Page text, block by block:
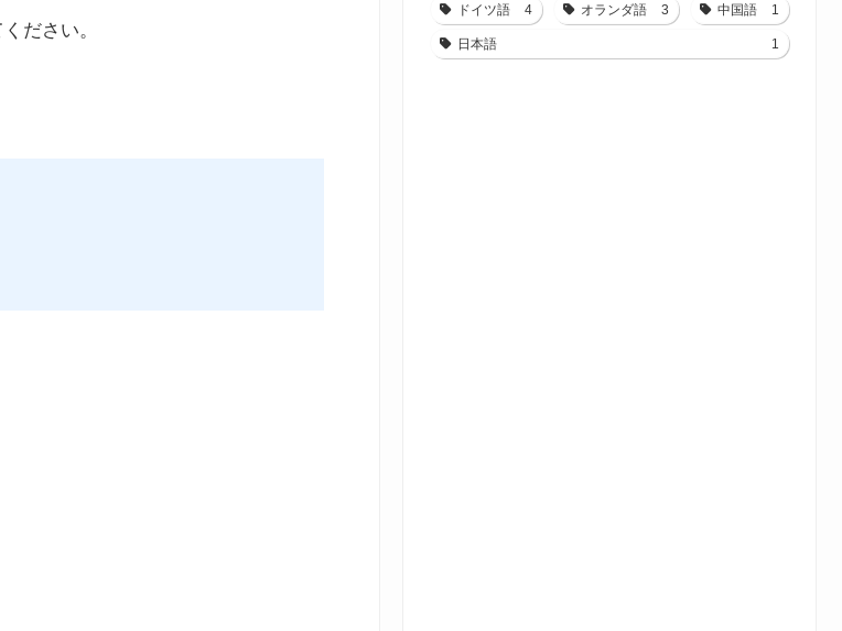
ださい。
ドイツ語 4 オランダ語 3 中国語 1
日本語 1